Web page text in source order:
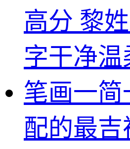
高分 黎
字干净温
笔画一简
配的最吉